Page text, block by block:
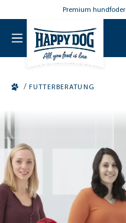
Premium hundfoder
/ FUTTERBERATUNG